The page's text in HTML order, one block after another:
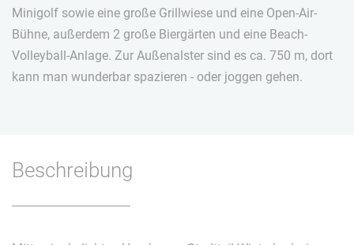
Minigolf sowie eine große Grillwiese und eine Open-Air-
Bühne, außerdem 2 große Biergärten und eine Beach-
Volleyball-Anlage. Zur Außenalster sind es ca. 750 m, dort
kann man wunderbar spazieren - oder joggen gehen.
Beschreibung